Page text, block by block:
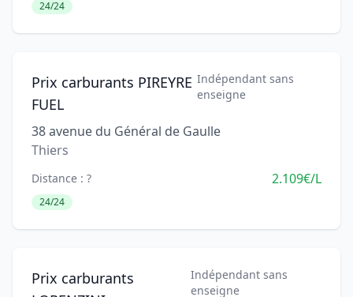
24/24
Prix carburants PIREYRE
FUEL
Indépendant sans
enseigne
38 avenue du Général de Gaulle
Thiers
Distance : ? 2.109€/L
24/24
Prix carburants
Indépendant sans
enseigne